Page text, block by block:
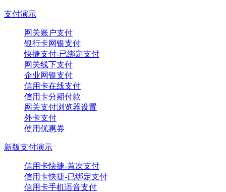
支付演示
网关账户支付
银行卡网银支付
快捷支付-已绑定支付
网关线下支付
企业网银支付
信用卡在线支付
信用卡分期付款
网关支付浏览器设置
外卡支付
使用优惠券
新版支付演示
信用卡快捷-首次支付
信用卡快捷-已绑定支付
信用卡手机语音支付